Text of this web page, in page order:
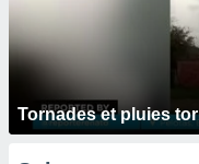
Tornades et pluies